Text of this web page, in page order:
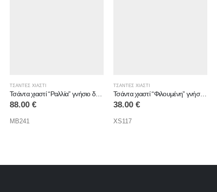
Τσάντα χιαστί “Ραλλία” γνήσιο δέρμα
ΤΣΑΝΤΕΣ ΧΙΑΣΤΙ
Τσάντα χιαστί “Φιλουμένη” γνήσιο δέρμα
38.00
XS117
ΤΣΑΝΤΕΣ ΧΙΑΣΤΙ
110.00
LB444